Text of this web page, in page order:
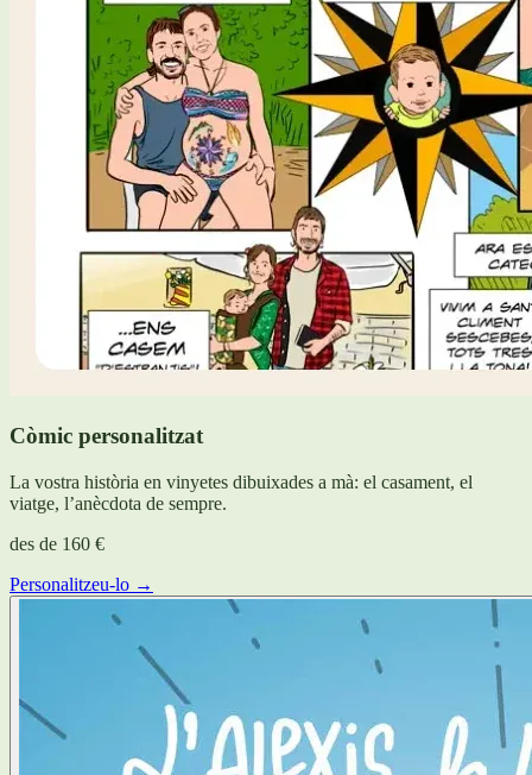
Còmic personalitzat
La vostra història en vinyetes dibuixades a mà: el casament, el
viatge, l’anècdota de sempre.
des de 160 €
Personalitzeu-lo →